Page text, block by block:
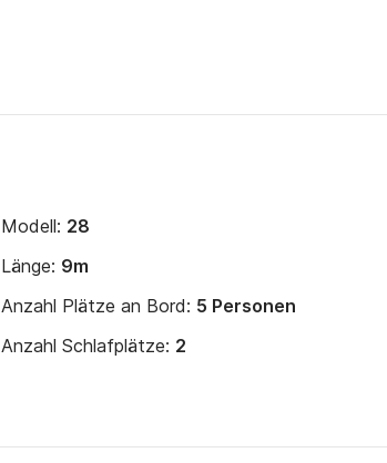
Modell: 28
Länge: 9m
Anzahl Plätze an Bord: 5 Personen
Anzahl Schlafplätze: 2